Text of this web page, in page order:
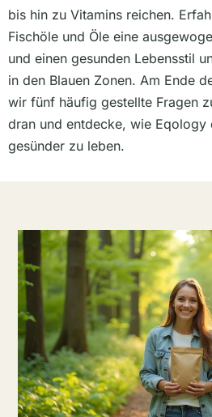
bis hin zu Vitamins reichen.
Fischöle und Öle eine
und einen gesunden Lebensstil
in den Blauen Zonen. Am Ende
wir fünf häufig gestellte Fragen
dran und entdecke, wie Eqology
gesünder zu leben.